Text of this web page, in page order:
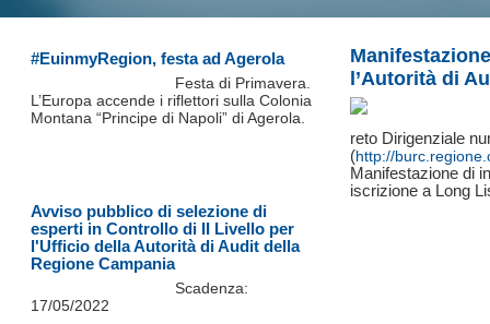
l’Autorità di
reto Dirigenziale
(http://
Manifestazione di
iscrizione a Long
#EuinmyRegion, festa ad Agerola
Festa di Primavera.
L’Europa accende i riflettori sulla Colonia
Montana “Principe di Napoli” di Agerola.
Avviso pubblico di selezione di
esperti in Controllo di II Livello per
l'Ufficio della Autorità di Audit della
Regione Campania
Scadenza:
17/05/2022